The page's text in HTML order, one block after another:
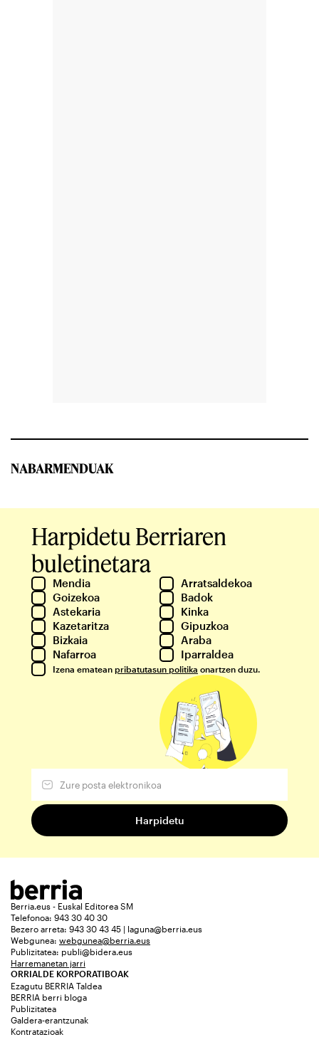
NABARMENDUAK
Harpidetu Berriaren
buletinetara
Mendia
Arratsaldekoa
Goizekoa
Badok
Astekaria
Kinka
Kazetaritza
Gipuzkoa
Bizkaia
Araba
Nafarroa
Iparraldea
Izena ematean pribatutasun politika onartzen duzu.
Berria.eus - Euskal Editorea SM
Telefonoa: 943 30 40 30
Bezero arreta: 943 30 43 45 | laguna@berria.eus
Webgunea: webgunea@berria.eus
Publizitatea: publi@bidera.eus
Harremanetan jarri
ORRIALDE KORPORATIBOAK
Ezagutu BERRIA Taldea
BERRIA berri bloga
Publizitatea
Galdera-erantzunak
Kontratazioak